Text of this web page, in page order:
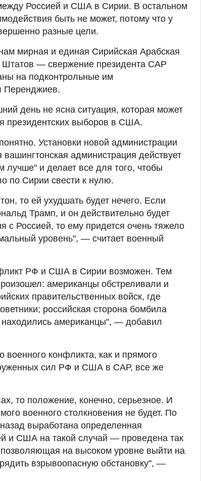
Россией и США в Сирии. В остальном
быть не может, потому что у
разные цели.
мирная и единая Сирийская Арабская
— свержение президента САР
на подконтрольные им
Перенджиев.
день не ясна ситуация, которая может
президентских выборов в США.
Установки новой администрации
администрация действует
и делает все для того, чтобы
по Сирии свести к нулю.
то ей ухудшать будет нечего. Если
Трамп, и он действительно будет
с Россией, то ему придется очень тяжело
уровень", — считает военный
РФ и США в Сирии возможен. Тем
американцы обстреливали и
правительственных войск, где
российская сторона бомбила
находились американцы", — добавил
военного конфликта, как и прямого
сил РФ и США в САР, все же
то положение, конечно, серьезное. И
военного столкновения не будет. По
выработана определенная
и США на такой случай — проведена так
на высоком уровне выйти на
взрывоопасную обстановку", —